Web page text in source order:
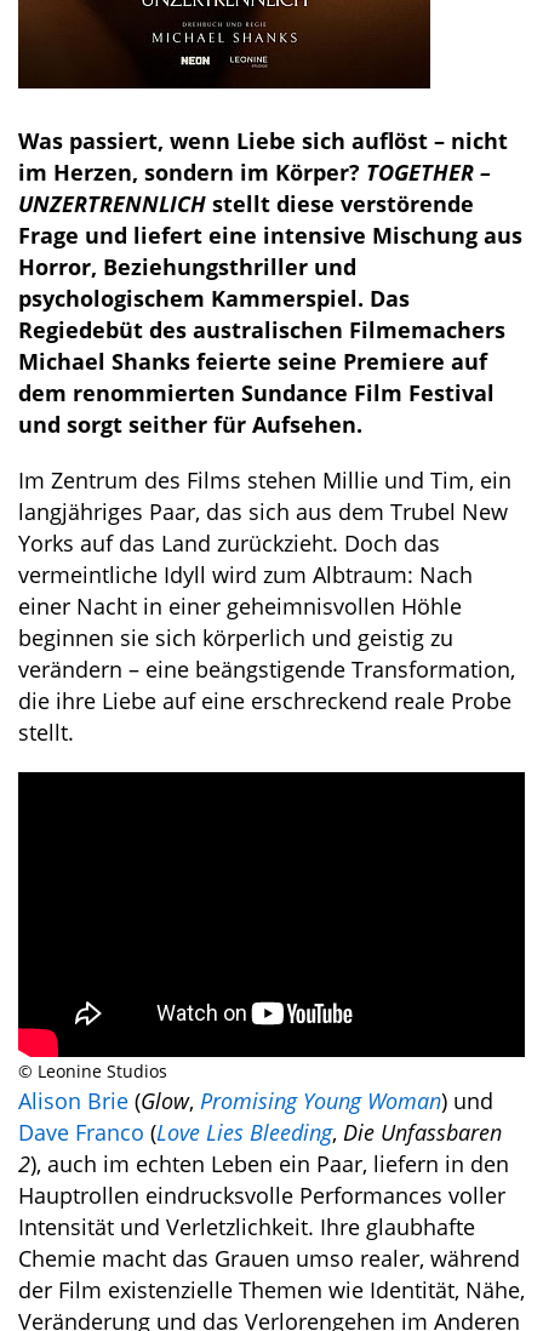
Was passiert, wenn Liebe sich auflöst – nicht
im Herzen, sondern im Körper? TOGETHER –
UNZERTRENNLICH stellt diese verstörende
Frage und liefert eine intensive Mischung aus
Horror, Beziehungsthriller und
psychologischem Kammerspiel. Das
Regiedebüt des australischen Filmemachers
Michael Shanks feierte seine Premiere auf
dem renommierten Sundance Film Festival
und sorgt seither für Aufsehen.
Im Zentrum des Films stehen Millie und Tim, ein
langjähriges Paar, das sich aus dem Trubel New
Yorks auf das Land zurückzieht. Doch das
vermeintliche Idyll wird zum Albtraum: Nach
einer Nacht in einer geheimnisvollen Höhle
beginnen sie sich körperlich und geistig zu
verändern – eine beängstigende Transformation,
die ihre Liebe auf eine erschreckend reale Probe
stellt.
© Leonine Studios
Alison Brie (Glow, Promising Young Woman) und
Dave Franco (Love Lies Bleeding, Die Unfassbaren
2), auch im echten Leben ein Paar, liefern in den
Hauptrollen eindrucksvolle Performances voller
Intensität und Verletzlichkeit. Ihre glaubhafte
Chemie macht das Grauen umso realer, während
der Film existenzielle Themen wie Identität, Nähe,
Veränderung und das Verlorengehen im Anderen